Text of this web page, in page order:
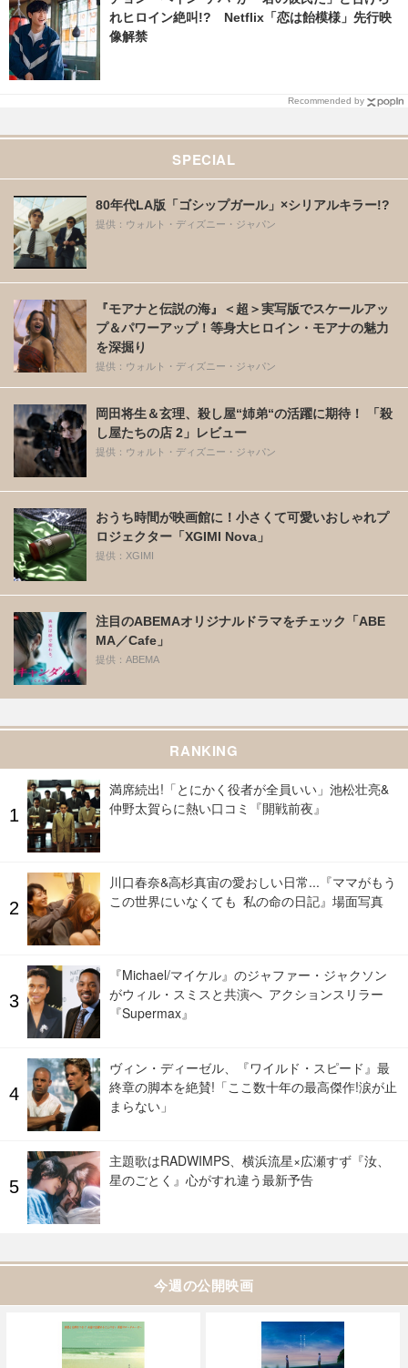
れヒロイン絶叫!? Netflix「恋は飴模様」先行映
像解禁
Recommended by
SPECIAL
80年代LA版「ゴシップガール」×シリアルキラー!?
提供：ウォルト・ディズニー・ジャパン
『モアナと伝説の海』＜超＞実写版でスケールアッ
プ＆パワーアップ！等身大ヒロイン・モアナの魅力
を深掘り
提供：ウォルト・ディズニー・ジャパン
岡田将生＆玄理、殺し屋“姉弟“の活躍に期待！ 「殺
し屋たちの店 2」レビュー
提供：ウォルト・ディズニー・ジャパン
おうち時間が映画館に！小さくて可愛いおしゃれプ
ロジェクター「XGIMI Nova」
提供：XGIMI
注目のABEMAオリジナルドラマをチェック「ABE
MA／Cafe」
提供：ABEMA
RANKING
満席続出!「とにかく役者が全員いい」池松壮亮&
仲野太賀らに熱い口コミ『開戦前夜』
川口春奈&高杉真宙の愛おしい日常...『ママがもう
この世界にいなくても 私の命の日記』場面写真
『Michael/マイケル』のジャファー・ジャクソン
がウィル・スミスと共演へ アクションスリラー
『Supermax』
ヴィン・ディーゼル、『ワイルド・スピード』最
終章の脚本を絶賛!「ここ数十年の最高傑作!涙が止
まらない」
主題歌はRADWIMPS、横浜流星×広瀬すず『汝、
星のごとく』心がすれ違う最新予告
今週の公開映画